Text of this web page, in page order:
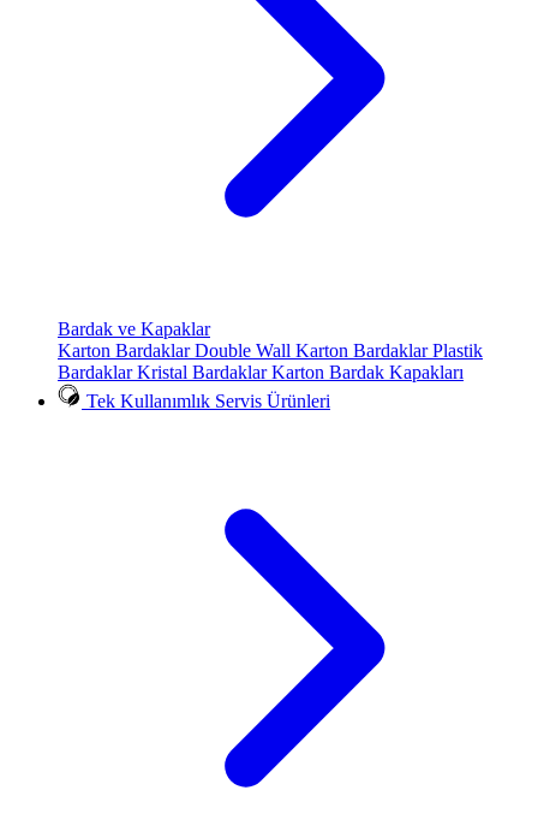
Bardak ve Kapaklar
Karton BardaklarDouble Wall Karton BardaklarPlastik
BardaklarKristal BardaklarKarton Bardak Kapakları
Tek Kullanımlık Servis Ürünleri